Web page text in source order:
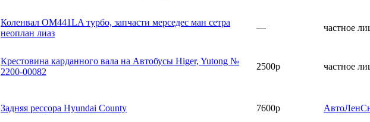
Коленвал ОМ441LA турбо, запчасти мерседес ман сетра
неоплан лиаз
— частное
Крестовина карданного вала на Автобусы Higer, Yutong №
2200-00082
2500р частное
Задняя рессора Hyundai County 7600р